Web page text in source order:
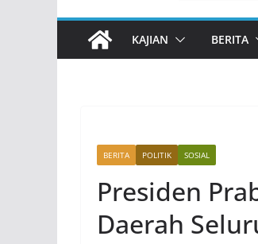
KAJIAN BERITA
BERITA POLITIK SOSIAL
Presiden
Daerah